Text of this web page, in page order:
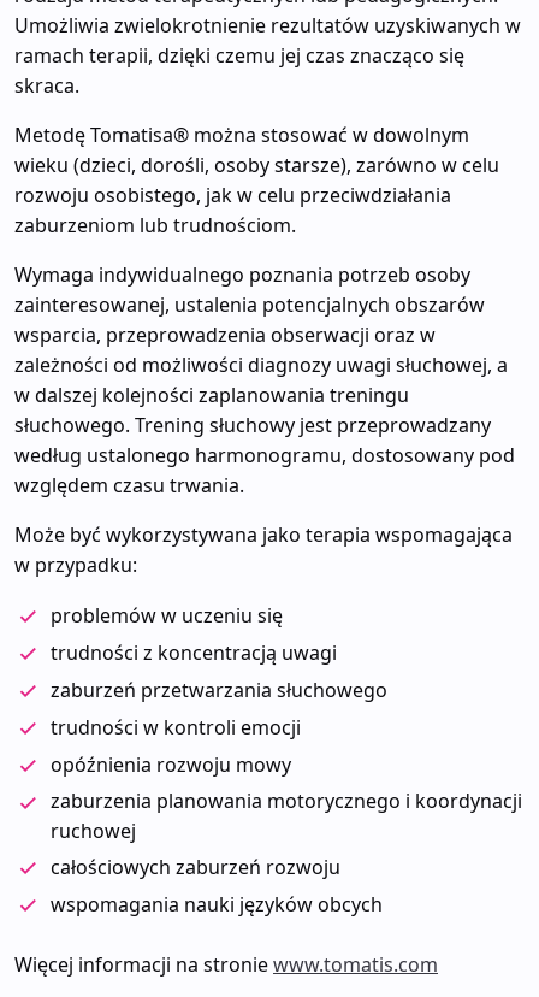
Umożliwia zwielokrotnienie rezultatów uzyskiwanych w
ramach terapii, dzięki czemu jej czas znacząco się
skraca.
Metodę Tomatisa® można stosować w dowolnym
wieku (dzieci, dorośli, osoby starsze), zarówno w celu
rozwoju osobistego, jak w celu przeciwdziałania
zaburzeniom lub trudnościom.
Wymaga indywidualnego poznania potrzeb osoby
zainteresowanej, ustalenia potencjalnych obszarów
wsparcia, przeprowadzenia obserwacji oraz w
zależności od możliwości diagnozy uwagi słuchowej, a
w dalszej kolejności zaplanowania treningu
słuchowego. Trening słuchowy jest przeprowadzany
według ustalonego harmonogramu, dostosowany pod
względem czasu trwania.
Może być wykorzystywana jako terapia wspomagająca
w przypadku:
problemów w uczeniu się
trudności z koncentracją uwagi
zaburzeń przetwarzania słuchowego
trudności w kontroli emocji
opóźnienia rozwoju mowy
zaburzenia planowania motorycznego i koordynacji
ruchowej
całościowych zaburzeń rozwoju
wspomagania nauki języków obcych
Więcej informacji na stroniewww.tomatis.com